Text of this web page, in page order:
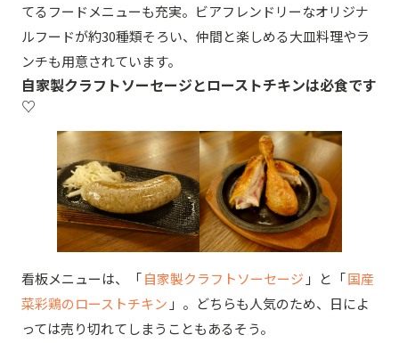
てるフードメニューも充実。ビアフレンドリーなオリジナ
ルフードが約30種類そろい、仲間と楽しめる大皿料理やラ
ンチも用意されています。
自家製クラフトソーセージとローストチキンは必食です
♡
看板メニューは、「自家製クラフトソーセージ 」と「国産
菜彩鶏のローストチキン 」。どちらも人気のため、日によ
っては売り切れてしまうこともあるそう。